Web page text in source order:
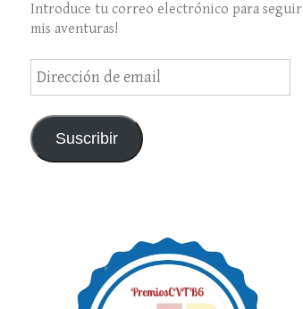
Introduce tu correo electrónico para seguir
mis aventuras!
Dirección
de
Suscribir